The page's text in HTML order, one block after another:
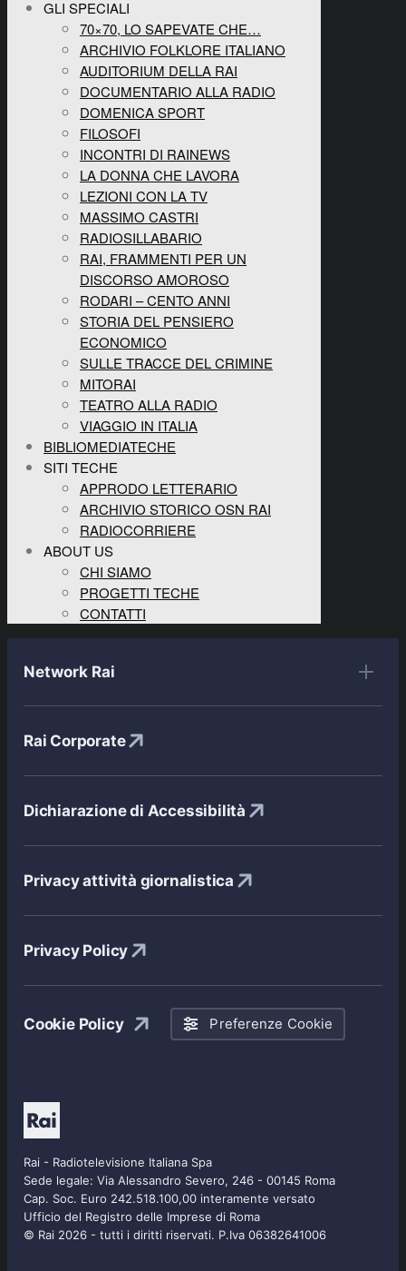
GLI SPECIALI
70×70, LO SAPEVATE CHE…
ARCHIVIO FOLKLORE ITALIANO
AUDITORIUM DELLA RAI
DOCUMENTARIO ALLA RADIO
DOMENICA SPORT
FILOSOFI
INCONTRI DI RAINEWS
LA DONNA CHE LAVORA
LEZIONI CON LA TV
MASSIMO CASTRI
RADIOSILLABARIO
RAI, FRAMMENTI PER UN
DISCORSO AMOROSO
RODARI – CENTO ANNI
STORIA DEL PENSIERO
ECONOMICO
SULLE TRACCE DEL CRIMINE
MITORAI
TEATRO ALLA RADIO
VIAGGIO IN ITALIA
BIBLIOMEDIATECHE
SITI TECHE
APPRODO LETTERARIO
ARCHIVIO STORICO OSN RAI
RADIOCORRIERE
ABOUT US
CHI SIAMO
PROGETTI TECHE
CONTATTI